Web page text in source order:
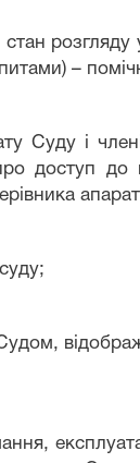
–
Суду і
доступ до
;